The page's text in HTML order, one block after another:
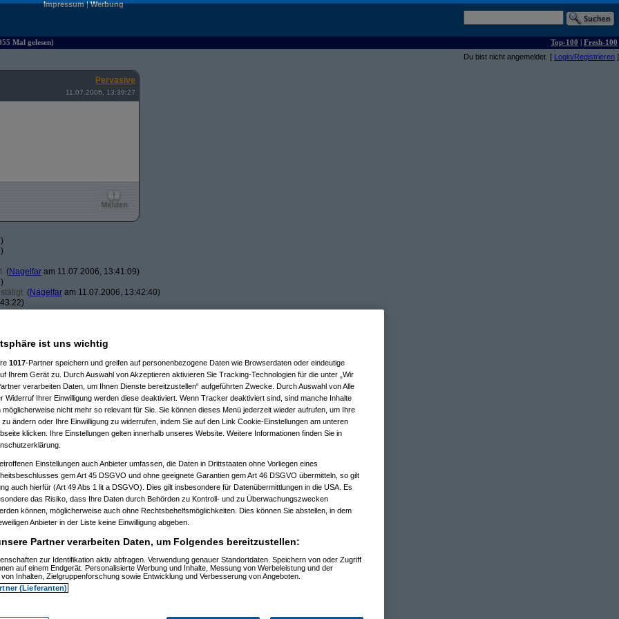
Impressum|Werbung
Mal gelesen) Top-100 | Fresh-100
Du bist nicht angemeldet. [ Login/Registrieren ]
Pervasive
11.07.2006, 13:39:27
(Nagelfar am 11.07.2006, 13:41:09)
(Nagelfar am 11.07.2006, 13:42:40)
19:18:54)
11.07.2006, 19:28:27)
19:20:36)
19:28:08)
19:31:25)
11.07.2006, 19:32:39)
am 11.07.2006, 19:37:57)
am 11.07.2006, 19:44:33)
am 11.07.2006, 19:46:14)
21:32:40)
21:36:07)
11.07.2006, 21:38:09)
20:38:15)
20:40:49)
ist uns wichtig
1017-Partner speichern und greifen auf personenbezogene Daten wie Browserdaten oder eindeutige
Ihrem Gerät zu. Durch Auswahl von Akzeptieren aktivieren Sie Tracking-Technologien für die unter „Wir
verarbeiten Daten, um Ihnen Dienste bereitzustellen“ aufgeführten Zwecke. Durch Auswahl von Alle
Widerruf Ihrer Einwilligung werden diese deaktiviert. Wenn Tracker deaktiviert sind, sind manche Inhalte
möglicherweise nicht mehr so relevant für Sie. Sie können dieses Menü jederzeit wieder aufrufen, um Ihre
zu ändern oder Ihre Einwilligung zu widerrufen, indem Sie auf den Link Cookie-Einstellungen am unteren
klicken. Ihre Einstellungen gelten innerhalb unseres Website. Weitere Informationen finden Sie in
Einstellungen auch Anbieter umfassen, die Daten in Drittstaaten ohne Vorliegen eines
gem Art 45 DSGVO und ohne geeignete Garantien gem Art 46 DSGVO übermitteln, so gilt
auch hierfür (Art 49 Abs 1 lit a DSGVO). Dies gilt insbesondere für Datenübermittlungen in die USA. Es
das Risiko, dass Ihre Daten durch Behörden zu Kontroll- und zu Überwachungszwecken
können, möglicherweise auch ohne Rechtsbehelfsmöglichkeiten. Dies können Sie abstellen, in dem
Anbieter in der Liste keine Einwilligung abgeben.
Partner verarbeiten Daten, um Folgendes bereitzustellen:
zur Identifikation aktiv abfragen. Verwendung genauer Standortdaten. Speichern von oder Zugriff
auf einem Endgerät. Personalisierte Werbung und Inhalte, Messung von Werbeleistung und der
Inhalten, Zielgruppenforschung sowie Entwicklung und Verbesserung von Angeboten.
(Lieferanten)